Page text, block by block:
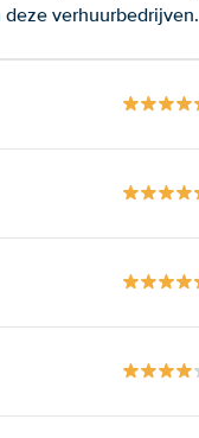
verhuurbedrijven.